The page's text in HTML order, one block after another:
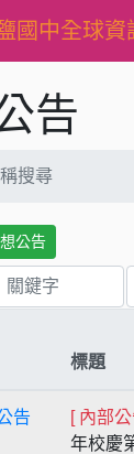
國中全球資
告
搜尋
公告
標題
告 [ 內部公
年校慶